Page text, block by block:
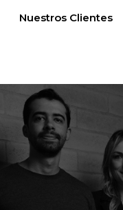
Nuestros Clientes